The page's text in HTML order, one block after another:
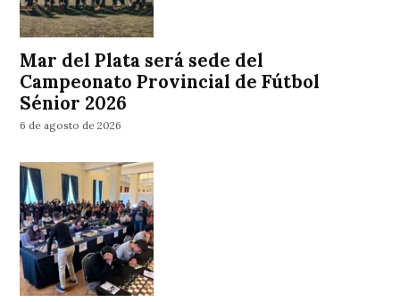
Mar del Plata será sede del
Campeonato Provincial de Fútbol
Sénior 2026
6 de agosto de 2026